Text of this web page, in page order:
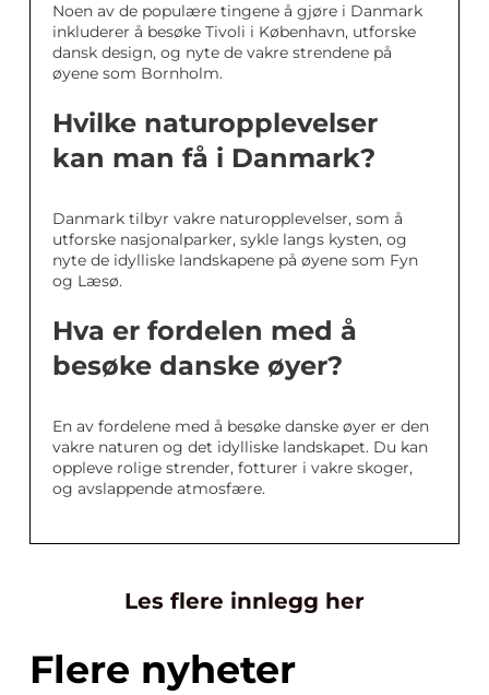
Noen av de populære tingene å gjøre i Danmark
inkluderer å besøke Tivoli i København, utforske
dansk design, og nyte de vakre strendene på
øyene som Bornholm.
Hvilke naturopplevelser
kan man få i Danmark?
Danmark tilbyr vakre naturopplevelser, som å
utforske nasjonalparker, sykle langs kysten, og
nyte de idylliske landskapene på øyene som Fyn
og Læsø.
Hva er fordelen med å
besøke danske øyer?
En av fordelene med å besøke danske øyer er den
vakre naturen og det idylliske landskapet. Du kan
oppleve rolige strender, fotturer i vakre skoger,
og avslappende atmosfære.
Les flere innlegg her
Flere nyheter